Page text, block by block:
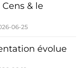
& le
06-25
évolue